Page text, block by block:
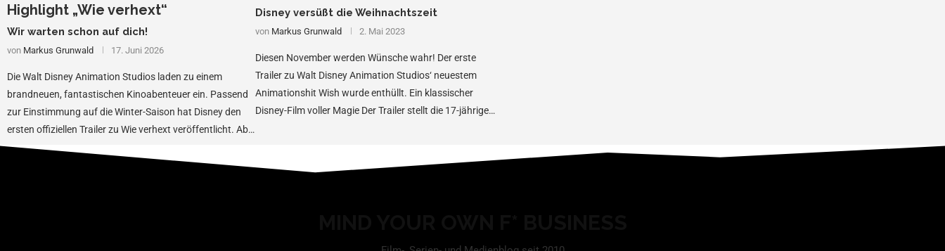
Highlight „Wie verhext“
Wir warten schon auf dich!
von Markus Grunwald 17. Juni 2026
Die Walt Disney Animation Studios laden zu einem
brandneuen, fantastischen Kinoabenteuer ein. Passend
zur Einstimmung auf die Winter-Saison hat Disney den
ersten offiziellen Trailer zu Wie verhext veröffentlicht. Ab
durch …
Disney versüßt die Weihnachtszeit
von Markus Grunwald 2. Mai 2023
Diesen November werden Wünsche wahr! Der erste
Trailer zu Walt Disney Animation Studios‘ neuestem
Animationshit Wish wurde enthüllt. Ein klassischer
Disney-Film voller Magie Der Trailer stellt die 17-jährige